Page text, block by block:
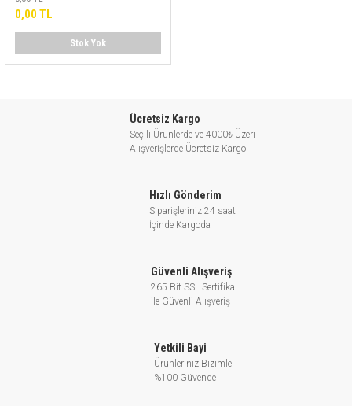
0,00 TL
Stok Yok
Ücretsiz Kargo
Seçili Ürünlerde ve 4000₺ Üzeri
Alışverişlerde Ücretsiz Kargo
Hızlı Gönderim
Siparişleriniz 24 saat
İçinde Kargoda
Güvenli Alışveriş
265 Bit SSL Sertifika
ile Güvenli Alışveriş
Yetkili Bayi
Ürünleriniz Bizimle
%100 Güvende